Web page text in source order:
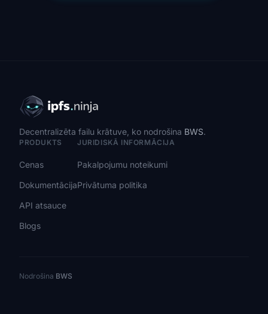
Decentralizēta failu krātuve, ko nodrošina BWS.
PRODUKTS
Cenas
Dokumentācija
API atsauce
Blogs
JURIDISKĀ INFORMĀCIJA
Pakalpojumu noteikumi
Privātuma politika
Nodrošina BWS